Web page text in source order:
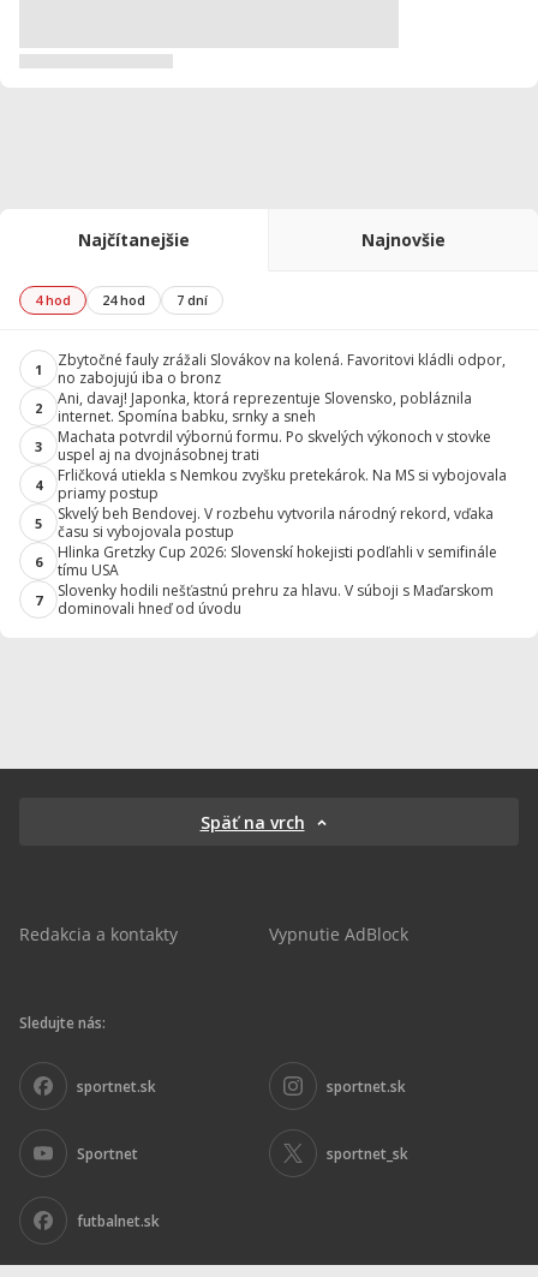
Najčítanejšie Najnovšie
4 hod 24 hod 7 dní
1
Zbytočné fauly zrážali Slovákov na kolená. Favoritovi kládli odpor,
no zabojujú iba o bronz
2
Ani, davaj! Japonka, ktorá reprezentuje Slovensko, pobláznila
internet. Spomína babku, srnky a sneh
3
Machata potvrdil výbornú formu. Po skvelých výkonoch v stovke
uspel aj na dvojnásobnej trati
4
Frličková utiekla s Nemkou zvyšku pretekárok. Na MS si vybojovala
priamy postup
5
Skvelý beh Bendovej. V rozbehu vytvorila národný rekord, vďaka
času si vybojovala postup
6
Hlinka Gretzky Cup 2026: Slovenskí hokejisti podľahli v semifinále
tímu USA
7
Slovenky hodili nešťastnú prehru za hlavu. V súboji s Maďarskom
dominovali hneď od úvodu
Späť na vrch
Redakcia a kontakty Vypnutie AdBlock
Sledujte nás:
sportnet.sk sportnet.sk
Sportnet sportnet_sk
futbalnet.sk